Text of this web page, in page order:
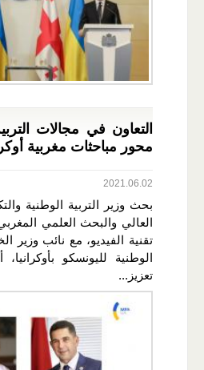
التعاون في مجالات
محور مباحثات مغربية
2021.06.02
بحث وزير التربية الوطنية
العالي والبحث العلمي
تقنية الفيديو، مع نائب وزير
الوطنية لليونسكو
تعزيز...